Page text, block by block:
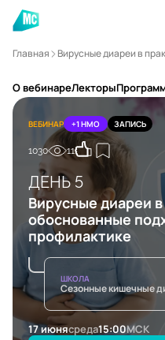
Главная Вирусные диареи в
О вебинареЛекторы
ВЕБИНАР +1 НМО ЗАПИСЬ
1030 11
ДЕНЬ 5
Вирусные диареи
обоснованные
профилактике
ШКОЛА
Сезонные кишечные
17 июнясреда15:00МСК